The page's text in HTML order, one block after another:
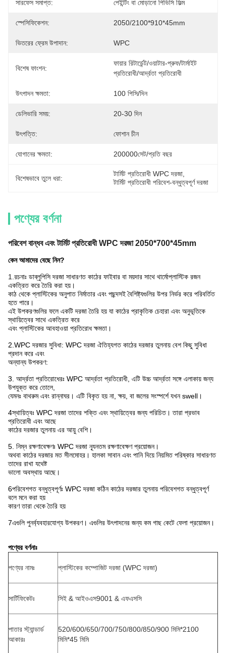
সারফেস সমাপ্ত: পেইন্টিং বা মোড়ানো পিভিসি ফিল্ম
স্পেসিফিকেশন: 2050/2100*910*45mm
ভিতরের ফ্রেম উপাদান: WPC
বিশেষ ফাংশন:
ফায়ার রিটার্ডেন্ট/ওয়াটার-প্রুফ/টার্মাইট
প্রতিরোধী/আর্দ্রতা প্রতিরোধী
উৎপাদন ক্ষমতা: 100 পিসি/দিন
ডেলিভারি সময়: 20-30 দিন
উৎপত্তি: ফোশান চীন
যোগানের ক্ষমতা: 200000সেট/প্রতি বছর
বিশেষভাবে তুলে ধরা:
টার্মিট প্রতিরোধী WPC দরজা
টার্মিট প্রতিরোধী পরিবেশ-বন্ধুত্বপূর্ণ দরজা
পণ্যের বর্ণনা
পরিবেশ বান্ধব এবং টার্মিট প্রতিরোধী WPC দরজা 2050*700*45mm
কেন আমাদের বেছে নিন?
1. রচনাঃ ডাব্লুপিসি দরজা সাধারণত কাঠের ফাইবার বা ময়দার সাথে থার্মোপ্লাস্টিক রজন
একত্রিত করে তৈরি করা হয়।
কাঠ থেকে প্লাস্টিকের অনুপাত নির্মাতার এবং পছন্দসই বৈশিষ্ট্যগুলির উপর নির্ভর করে পরিবর্তিত
হতে পারে।
এই উপকরণগুলির ফলে একটি দরজা তৈরি হয় যা কাঠের প্রাকৃতিক চেহারা এবং অনুভূতিকে
স্থায়িত্বের সাথে একত্রিত করে
এবং প্লাস্টিকের আবহাওয়া প্রতিরোধ ক্ষমতা।
2.WPC দরজার সুবিধা: WPC দরজা ঐতিহ্যগত কাঠের দরজার তুলনায় বেশ কিছু সুবিধা
প্রদান করে এবং
অন্যান্য উপকরণ:
3. আর্দ্রতা প্রতিরোধেরঃ WPC আর্দ্রতা প্রতিরোধী, এটি উচ্চ আর্দ্রতা সঙ্গে এলাকায় জন্য
উপযুক্ত করে তোলে,
যেমনঃ বাথরুম এবং রান্নাঘর। এটি বিকৃত হয় না, ক্ষয়, বা জলের সংস্পর্শে যখন swell।
4স্থায়িত্বঃ WPC দরজা তাদের শক্তি এবং স্থায়িত্বের জন্য পরিচিত। তারা প্রভাব
প্রতিরোধী এবং আছে
কাঠের দরজার তুলনায় এর আয়ু বেশি।
5. নিম্ন রক্ষণাবেক্ষণঃ WPC দরজা ন্যূনতম রক্ষণাবেক্ষণ প্রয়োজন।
অথবা কাঠের দরজার মত সীলমোহর। হালকা সাবান এবং পানি দিয়ে নিয়মিত পরিষ্কার সাধারণত
তাদের রাখা যথেষ্ট
ভালো অবস্থায় আছে।
6পরিবেশগত বন্ধুত্বপূর্ণঃ WPC দরজা কঠিন কাঠের দরজার তুলনায় পরিবেশগত বন্ধুত্বপূর্ণ
বলে মনে করা হয়
কারণ তারা থেকে তৈরি হয়
7এগুলি পুনর্ব্যবহারযোগ্য উপকরণ। এগুলির উৎপাদনের জন্য কম গাছ কেটে ফেলা প্রয়োজন।
পণ্যের বর্ণনাঃ
পণ্যের নামঃ প্লাস্টিকের কম্পোজিট দরজা (WPC দরজা)
সার্টিফিকেটঃ সিই & আইওএস9001 & এফএসসি
পাতার স্ট্যান্ডার্ড
আকারঃ
520/600/650/700/750/800/850/900 মিমি*2100
মিমি*45 মিমি